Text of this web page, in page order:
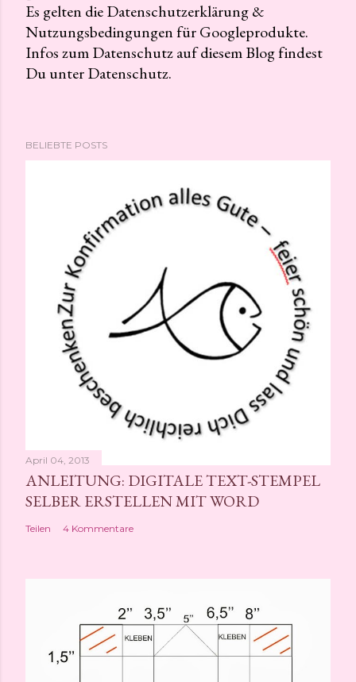
m
m
e
n
v
n
Es gelten die Datenschutzerklärung &
Nutzungsbedingungen für Googleprodukte.
Infos zum Datenschutz auf diesem Blog findest
Du unter Datenschutz.
BELIEBTE POSTS
April 04, 2013
ANLEITUNG: DIGITALE TEXT-STEMPEL
SELBER ERSTELLEN MIT WORD
Teilen 4 Kommentare